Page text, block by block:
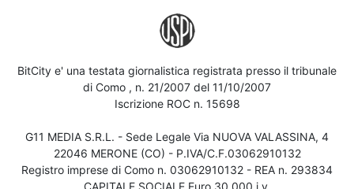
BitCity e' una testata giornalistica registrata presso il tribunale
di Como , n. 21/2007 del 11/10/2007
Iscrizione ROC n. 15698
G11 MEDIA S.R.L. - Sede Legale Via NUOVA VALASSINA, 4
22046 MERONE (CO) - P.IVA/C.F.03062910132
Registro imprese di Como n. 03062910132 - REA n. 293834
CAPITALE SOCIALE Euro 30.000 i.v.